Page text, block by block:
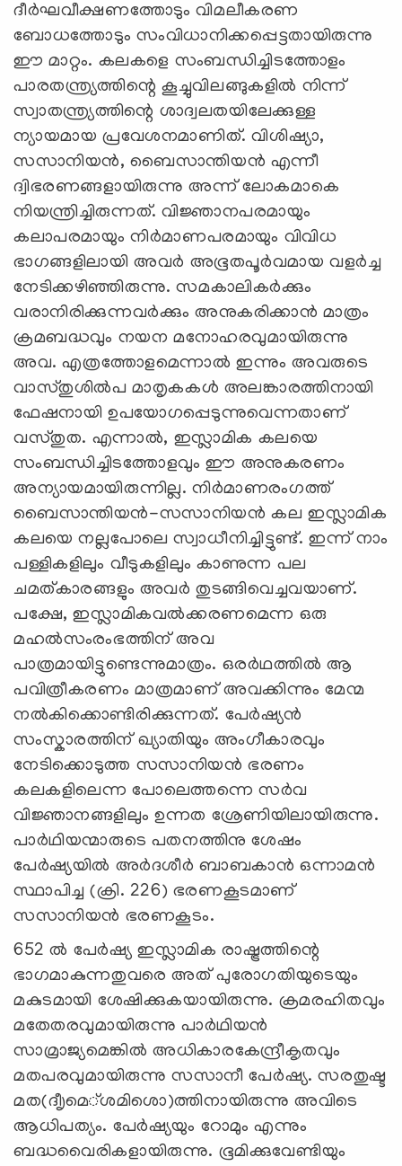
ദീർഘവീക്ഷണത്തോടും വിമലീകരണ
ബോധത്തോടും സംവിധാനിക്കപ്പെട്ടതായിരുന്നു
ഈ മാറ്റം. കലകളെ സംബന്ധിച്ചിടത്തോളം
പാരതന്ത്ര്യത്തിന്റെ കൂച്ചുവിലങ്ങുകളിൽ നിന്ന്‌
സ്വാതന്ത്ര്യത്തിന്റെ ശാദ്വലതയിലേക്കുള്ള
ന്യായമായ പ്രവേശനമാണിത്‌. വിശിഷ്യാ,
സസാനിയൻ, ബൈസാന്തിയൻ എന്നീ
ദ്വിഭരണങ്ങളായിരുന്നു അന്ന്‌ ലോകമാകെ
നിയന്ത്രിച്ചിരുന്നത്‌. വിജ്ഞാനപരമായും
കലാപരമായും നിർമാണപരമായും വിവിധ
ഭാഗങ്ങളിലായി അവർ അഭൂതപൂർവമായ വളർച്ച
നേടിക്കഴിഞ്ഞിരുന്നു. സമകാലികർക്കും
വരാനിരിക്കുന്നവർക്കും അനുകരിക്കാൻ മാത്രം
ക്രമബദ്ധവും നയന മനോഹരവുമായിരുന്നു
അവ. എത്രത്തോളമെന്നാൽ ഇന്നും അവരുടെ
വാസ്തുശിൽപ മാതൃകകൾ അലങ്കാരത്തിനായി
ഫേഷനായി ഉപയോഗപ്പെടുന്നുവെന്നതാണ്‌
വസ്തുത. എന്നാൽ, ഇസ്ലാമിക കലയെ
സംബന്ധിച്ചിടത്തോളവും ഈ അനുകരണം
അന്യായമായിരുന്നില്ല. നിർമാണരംഗത്ത്‌
ബൈസാന്തിയൻ-സസാനിയൻ കല ഇസ്ലാമിക
കലയെ നല്ലപോലെ സ്വാധീനിച്ചിട്ടുണ്ട്‌. ഇന്ന്‌ നാം
പള്ളികളിലും വീടുകളിലും കാണുന്ന പല
ചമത്കാരങ്ങളും അവർ തുടങ്ങിവെച്ചവയാണ്‌.
പക്ഷേ, ഇസ്ലാമികവൽക്കരണമെന്ന ഒരു
മഹൽസംരംഭത്തിന്‌ അവ
പാത്രമായിട്ടുണ്ടെന്നുമാത്രം. ഒരർഥത്തിൽ ആ
പവിത്രീകരണം മാത്രമാണ്‌ അവക്കിന്നും മേന്മ
നൽകിക്കൊണ്ടിരിക്കുന്നത്‌. പേർഷ്യൻ
സംസ്കാരത്തിന്‌ ഖ്യാതിയും അംഗീകാരവും
നേടിക്കൊടുത്ത സസാനിയൻ ഭരണം
കലകളിലെന്ന പോലെത്തന്നെ സർവ
വിജ്ഞാനങ്ങളിലും ഉന്നത ശ്രേണിയിലായിരുന്നു.
പാർഥിയന്മാരുടെ പതനത്തിനു ശേഷം
പേർഷ്യയിൽ അർദശീർ ബാബകാൻ ഒന്നാമൻ
സ്ഥാപിച്ച (ക്രി. 226) ഭരണകൂടമാണ്‌
സസാനിയൻ ഭരണകൂടം.
652 ൽ പേർഷ്യ ഇസ്ലാമിക രാഷ്ട്രത്തിന്റെ
ഭാഗമാകുന്നതുവരെ അത്‌ പുരോഗതിയുടെയും
മകുടമായി ശേഷിക്കുകയായിരുന്നു. ക്രമരഹിതവും
മതേതരവുമായിരുന്നു പാർഥിയൻ
സാമ്രാജ്യമെങ്കിൽ അധികാരകേന്ദ്രീകൃതവും
മതപരവുമായിരുന്നു സസാനീ പേർഷ്യ. സരതുഷ്ട
മത(ദീ‍ൃമ‍െ‍്ശമിശ‍ൊ)ത്തിനായിരുന്നു അവിടെ
ആധിപത്യം. പേർഷ്യയും റോമും എന്നും
ബദ്ധവൈരികളായിരുന്നു. ഭൂമിക്കുവേണ്ടിയും